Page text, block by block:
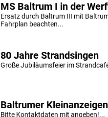
MS Baltrum I in der
Ersatz durch Baltrum III mit
Fahrplan beachten...
80 Jahre Strandsingen
Große Jubiläumsfeier im
Baltrumer Kleinanzeigen
Bitte Kontaktdaten mit angeben!...